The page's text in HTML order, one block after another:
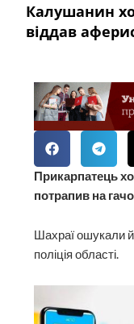
Калушанин
віддав
Прикарпатець
потрапив на
Шахраї ошукали
поліція області.